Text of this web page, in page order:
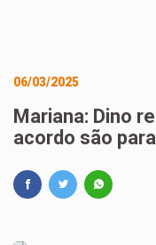
06/03/2025
Mariana: Dino
acordo são